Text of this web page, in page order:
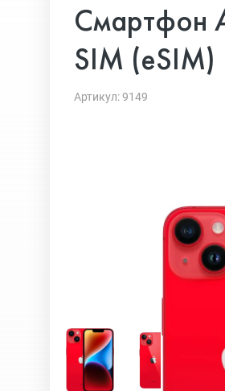
Смартфон
SIM (eSIM)
Артикул: 9149